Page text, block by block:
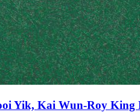
Yik, Kai Wun-Roy King